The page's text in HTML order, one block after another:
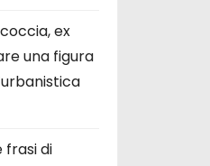
ex
una figura
frasi di